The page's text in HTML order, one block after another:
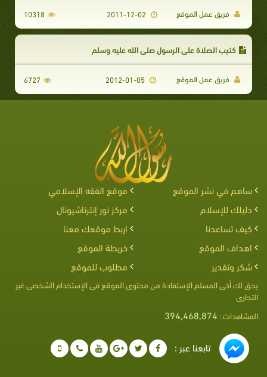
فريق عمل الموقع 10318
كتيب الصلاة على الرسول صلى الله عليه وسلم
فريق عمل الموقع 6727
ساهم في نشر الموقع
موقع الفقه الإسلامي
دليلك للإسلام
مركز نور إنترناشيونال
كيف تساعدنا
اربط موقعك معنا
اهداف الموقع
خريطة الموقع
شكر وتقدير
مطلوب للموقع
يحق لك أخى المسلم الإستفادة من محتوى الموقع فى الإستخدام الشخصى غير
التجارى
المشاهدات : 394,468,874
تابعنا عبر :